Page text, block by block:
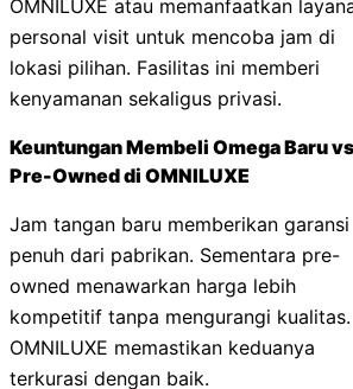
OMNILUXE atau memanfaatkan
personal visit untuk mencoba jam di
lokasi pilihan. Fasilitas ini memberi
kenyamanan sekaligus privasi.
Keuntungan Membeli Omega Baru vs
Pre-Owned di OMNILUXE
Jam tangan baru memberikan garansi
penuh dari pabrikan. Sementara pre-
owned menawarkan harga lebih
kompetitif tanpa mengurangi kualitas.
OMNILUXE memastikan keduanya
terkurasi dengan baik.